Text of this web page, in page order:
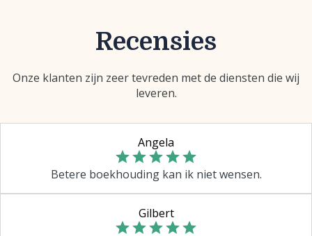
Recensies
Onze klanten zijn zeer tevreden met de diensten die wij
leveren.
Angela
Betere boekhouding kan ik niet wensen.
Gilbert